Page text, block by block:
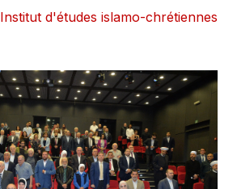
Institut d'études islamo-chrétiennes